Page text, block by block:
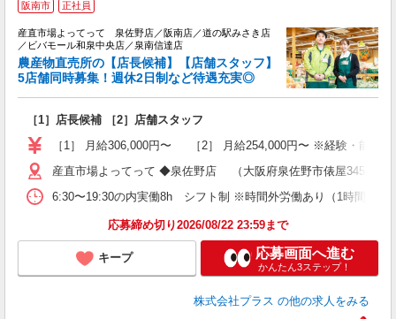
阪南市 正社員
産直市場よってって 泉佐野店／阪南店／道の駅みさき店
／ビバモール和泉中央店／泉南信達店
農産物直売所の【店長候補】【店舗スタッフ】
5店舗同時募集！週休2日制など待遇充実◎
［1］店長候補 ［2］店舗スタッフ
［1］ 月給306,000円〜 ［2］ 月給254,000円〜 ※経験・能力
産直市場よってって ◆泉佐野店 （大阪府泉佐野市俵屋345）
6:30〜19:30の内実働8h シフト制 ※時間外労働あり（1時間程度
応募締め切り2026/08/22 23:59まで
キープ 応募画面へ進む
かんたん3ステップ！
株式会社プラス の他の求人をみる